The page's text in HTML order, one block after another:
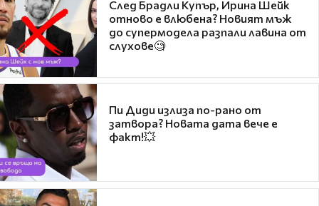
След Брадли Купър, Ирина Шейк
отново е влюбена? Новият мъж
до супермодела разпали лавина от
слухове🧐
Пи Диди излиза по-рано от
затвора? Новата дата вече е
факт!💥